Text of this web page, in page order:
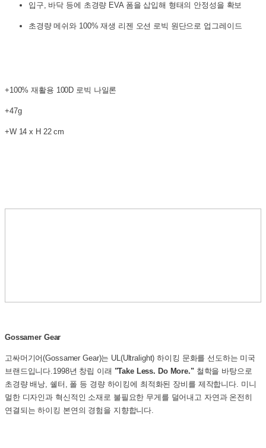
입구, 바닥 등에 초경량 EVA 폼을 삽입해 형태의 안정성을 확보
초경량 메쉬와 100% 재생 리젠 오션 로빅 원단으로 업그레이드
+100% 재활용 100D 로빅 나일론
+47g
+W 14 x H 22 cm
Gossamer Gear
고싸머기어(Gossamer Gear)는 UL(Ultralight) 하이킹 문화를 선도하는 미국
브랜드입니다.1998년 창립 이래 "Take Less. Do More." 철학을 바탕으로
초경량 배낭, 쉘터, 폴 등 경량 하이킹에 최적화된 장비를 제작합니다. 미니
멀한 디자인과 혁신적인 소재로 불필요한 무게를 덜어내고 자연과 온전히
연결되는 하이킹 본연의 경험을 지향합니다.